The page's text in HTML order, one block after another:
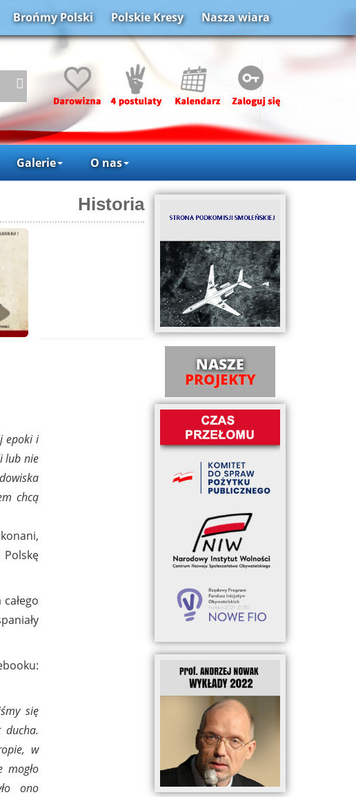
Brońmy Polski Polskie Kresy Nasza wiara
Galerie O nas
Historia
epoki i
lub nie
chcą
się
ducha.
w
mogło
ono
NASZE
PROJEKTY